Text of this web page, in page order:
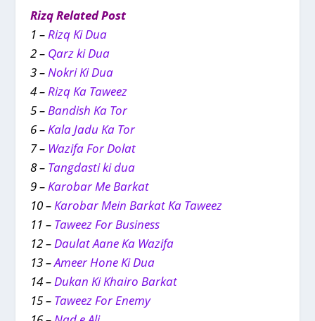
Rizq Related Post
1 –Rizq Ki Dua
2 – Qarz ki Dua
3 –Nokri Ki Dua
4 –Rizq Ka Taweez
5 –Bandish Ka Tor
6 –Kala Jadu Ka Tor
7 – Wazifa For Dolat
8 – Tangdasti ki dua
9 –Karobar Me Barkat
10 –Karobar Mein Barkat Ka Taweez
11 – Taweez For Business
12 –Daulat Aane Ka Wazifa
13 –Ameer Hone Ki Dua
14 –Dukan Ki Khairo Barkat
15 – Taweez For Enemy